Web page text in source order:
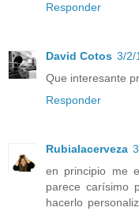
Responder
David Cotos 3/2/
Que interesante
Responder
Rubialacerveza
en principio me
parece carísimo
hacerlo